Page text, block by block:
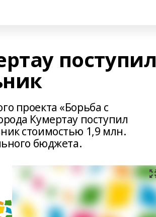
поступил
проекта «Борьба с
Кумертау поступил
стоимостью 1,9 млн.
бюджета.